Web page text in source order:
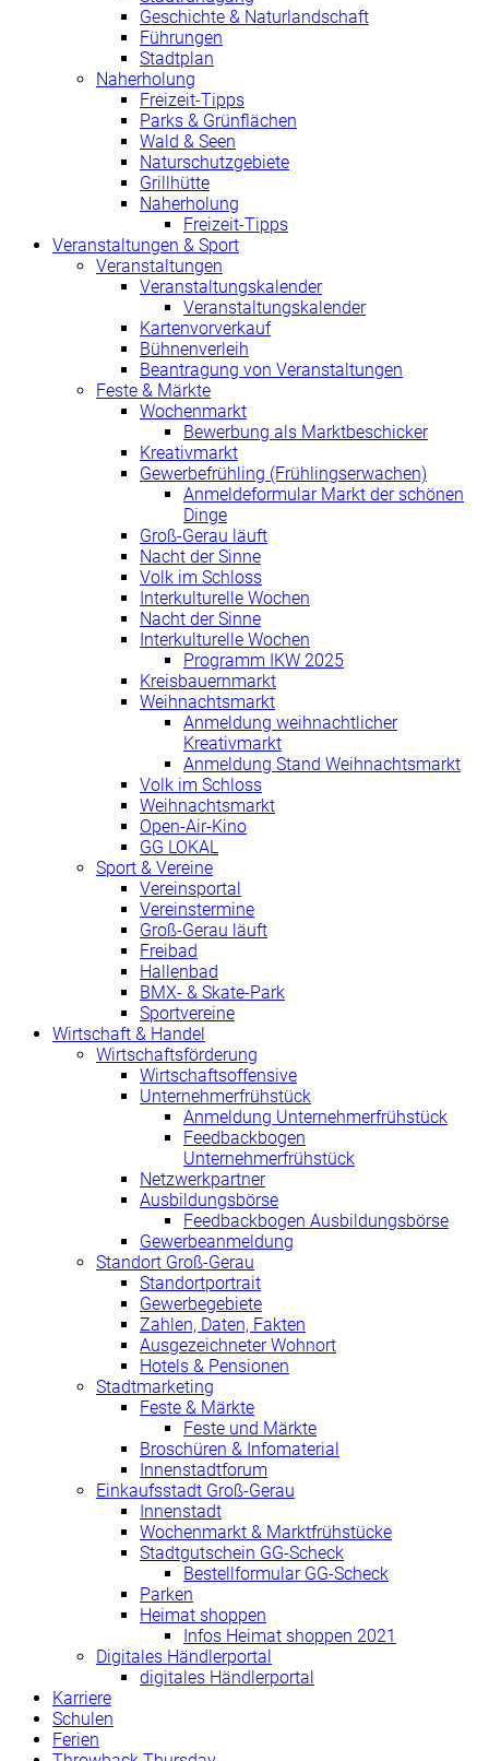
Geschichte & Naturlandschaft
Führungen
Stadtplan
Naherholung
Freizeit-Tipps
Parks & Grünflächen
Wald & Seen
Naturschutzgebiete
Grillhütte
Naherholung
Freizeit-Tipps
Veranstaltungen & Sport
Veranstaltungen
Veranstaltungskalender
Veranstaltungskalender
Kartenvorverkauf
Bühnenverleih
Beantragung von Veranstaltungen
Feste & Märkte
Wochenmarkt
Bewerbung als Marktbeschicker
Kreativmarkt
Gewerbefrühling (Frühlingserwachen)
Anmeldeformular Markt der schönen
Dinge
Groß-Gerau läuft
Nacht der Sinne
Volk im Schloss
Interkulturelle Wochen
Nacht der Sinne
Interkulturelle Wochen
Programm IKW 2025
Kreisbauernmarkt
Weihnachtsmarkt
Anmeldung weihnachtlicher
Kreativmarkt
Anmeldung Stand Weihnachtsmarkt
Volk im Schloss
Weihnachtsmarkt
Open-Air-Kino
GG LOKAL
Sport & Vereine
Vereinsportal
Vereinstermine
Groß-Gerau läuft
Freibad
Hallenbad
BMX- & Skate-Park
Sportvereine
Wirtschaft & Handel
Wirtschaftsförderung
Wirtschaftsoffensive
Unternehmerfrühstück
Anmeldung Unternehmerfrühstück
Feedbackbogen
Unternehmerfrühstück
Netzwerkpartner
Ausbildungsbörse
Feedbackbogen Ausbildungsbörse
Gewerbeanmeldung
Standort Groß-Gerau
Standortportrait
Gewerbegebiete
Zahlen, Daten, Fakten
Ausgezeichneter Wohnort
Hotels & Pensionen
Stadtmarketing
Feste & Märkte
Feste und Märkte
Broschüren & Infomaterial
Innenstadtforum
Einkaufsstadt Groß-Gerau
Innenstadt
Wochenmarkt & Marktfrühstücke
Stadtgutschein GG-Scheck
Bestellformular GG-Scheck
Parken
Heimat shoppen
Infos Heimat shoppen 2021
Digitales Händlerportal
digitales Händlerportal
Karriere
Schulen
Ferien